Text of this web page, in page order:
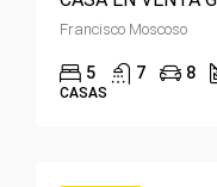
Francisco Moscoso
5 7 8
CASAS